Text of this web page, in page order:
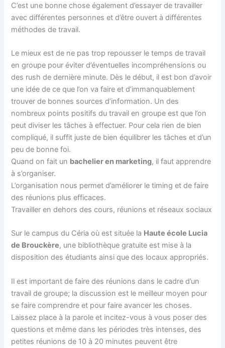
C’est une bonne chose également d’essayer de travailler
avec différentes personnes et d’être ouvert à différentes
méthodes de travail.
Le mieux est de ne pas trop repousser le temps de travail
en groupe pour éviter d’éventuelles incompréhensions ou
des rush de dernière minute. Dès le début, il est bon d’avoir
une idée de ce que l’on va faire et d’immanquablement
trouver de bonnes sources d’information. Un des
nombreux points positifs du travail en groupe est que l’on
peut diviser les tâches à effectuer. Pour cela rien de bien
compliqué, il suffit juste de bien équilibrer les tâches et d’un
peu de bonne foi.
Quand on fait un bachelier en marketing, il faut apprendre
à s’organiser.
L’organisation nous permet d’améliorer le timing et de faire
des réunions plus efficaces.
Travailler en dehors des cours, réunions et réseaux sociaux
Sur le campus du Céria où est située la Haute école Lucia
de Brouckère, une bibliothèque gratuite est mise à la
disposition des étudiants ainsi que des locaux appropriés.
Il est important de faire des réunions dans le cadre d’un
travail de groupe; la discussion est le meilleur moyen pour
se faire comprendre et pour faire avancer les choses.
Laissez place à la parole et incitez-vous à vous poser des
questions et même dans les périodes très intenses, des
petites réunions de 10 à 20 minutes peuvent être